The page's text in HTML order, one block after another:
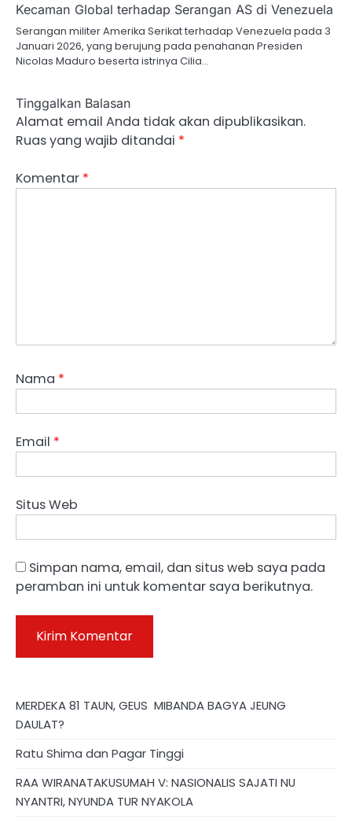
‎Kecaman Global terhadap Serangan AS di Venezuela
Serangan militer Amerika Serikat terhadap Venezuela pada 3
Januari 2026, yang berujung pada penahanan Presiden
Nicolas Maduro beserta istrinya Cilia…
Tinggalkan Balasan
Alamat email Anda tidak akan dipublikasikan.
Ruas yang wajib ditandai *
Komentar *
Nama *
Email *
Situs Web
Simpan nama, email, dan situs web saya pada
peramban ini untuk komentar saya berikutnya.
MERDEKA 81 TAUN, GEUS MIBANDA BAGYA JEUNG
DAULAT?
Ratu Shima dan Pagar Tinggi
RAA WIRANATAKUSUMAH V: NASIONALIS SAJATI NU
NYANTRI, NYUNDA TUR NYAKOLA